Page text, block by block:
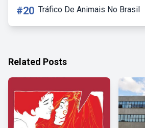
#20 Tráfico De Animais No Brasil
Related Posts